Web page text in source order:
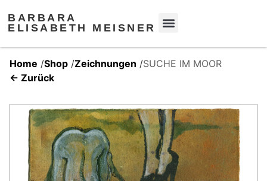
BARBARA
ELISABETH MEISNER
Home /Shop /Zeichnungen /SUCHE IM MOOR
← Zurück